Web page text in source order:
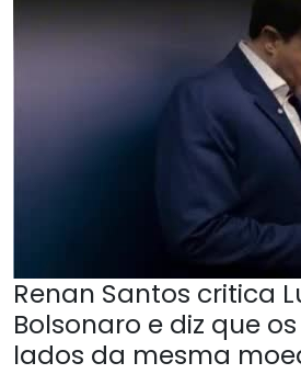
Renan Santos critica
Bolsonaro e diz que
lados da mesma